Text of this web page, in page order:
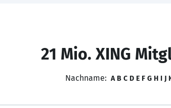
21 Mio. XING
Nachname: A B C D E F G H I J